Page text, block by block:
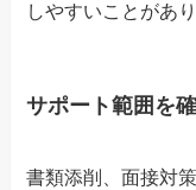
しやすいことがあり
サポート範囲を
書類添削、面接対